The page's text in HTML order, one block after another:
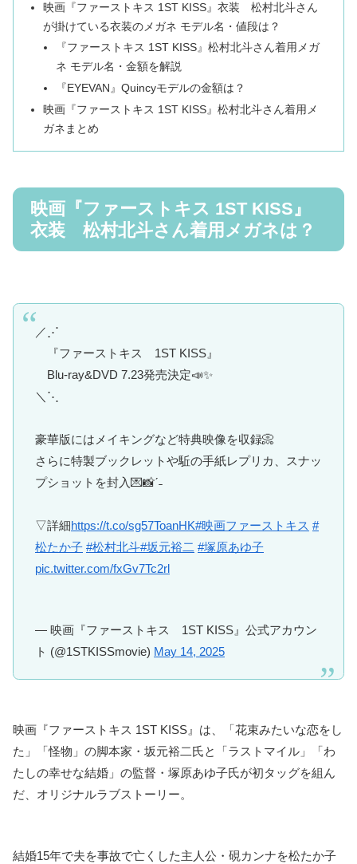
映画『ファーストキス 1ST KISS』衣装 松村北斗さん
が掛けている衣装のメガネ モデル名・値段は？
『ファーストキス 1ST KISS』松村北斗さん着用メガ
ネ モデル名・金額を解説
『EYEVAN』Quincyモデルの金額は？
映画『ファーストキス 1ST KISS』松村北斗さん着用メ
ガネまとめ
映画『ファーストキス 1ST KISS』
衣装 松村北斗さん着用メガネは？
／⋰
『ファーストキス 1ST KISS』
Blu-ray&DVD 7.23発売決定📣✨
＼⋱
豪華版にはメイキングなど特典映像を収録📀
さらに特製ブックレットや駈の手紙レプリカ、スナッ
プショットを封入💌📸ˊ˗
▽詳細https://t.co/sg57ToanHK#映画ファーストキス #
松たか子 #松村北斗#坂元裕二 #塚原あゆ子
pic.twitter.com/fxGv7Tc2rl
— 映画『ファーストキス 1ST KISS』公式アカウン
ト (@1STKISSmovie) May 14, 2025
映画『ファーストキス 1ST KISS』は、「花束みたいな恋をし
た」「怪物」の脚本家・坂元裕二氏と「ラストマイル」「わ
たしの幸せな結婚」の監督・塚原あゆ子氏が初タッグを組ん
だ、オリジナルラブストーリー。
結婚15年で夫を事故で亡くした主人公・硯カンナを松たか子